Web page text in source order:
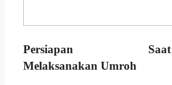
Persiapan Saat
Melaksanakan Umroh